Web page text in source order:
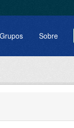
Grupos Sobre